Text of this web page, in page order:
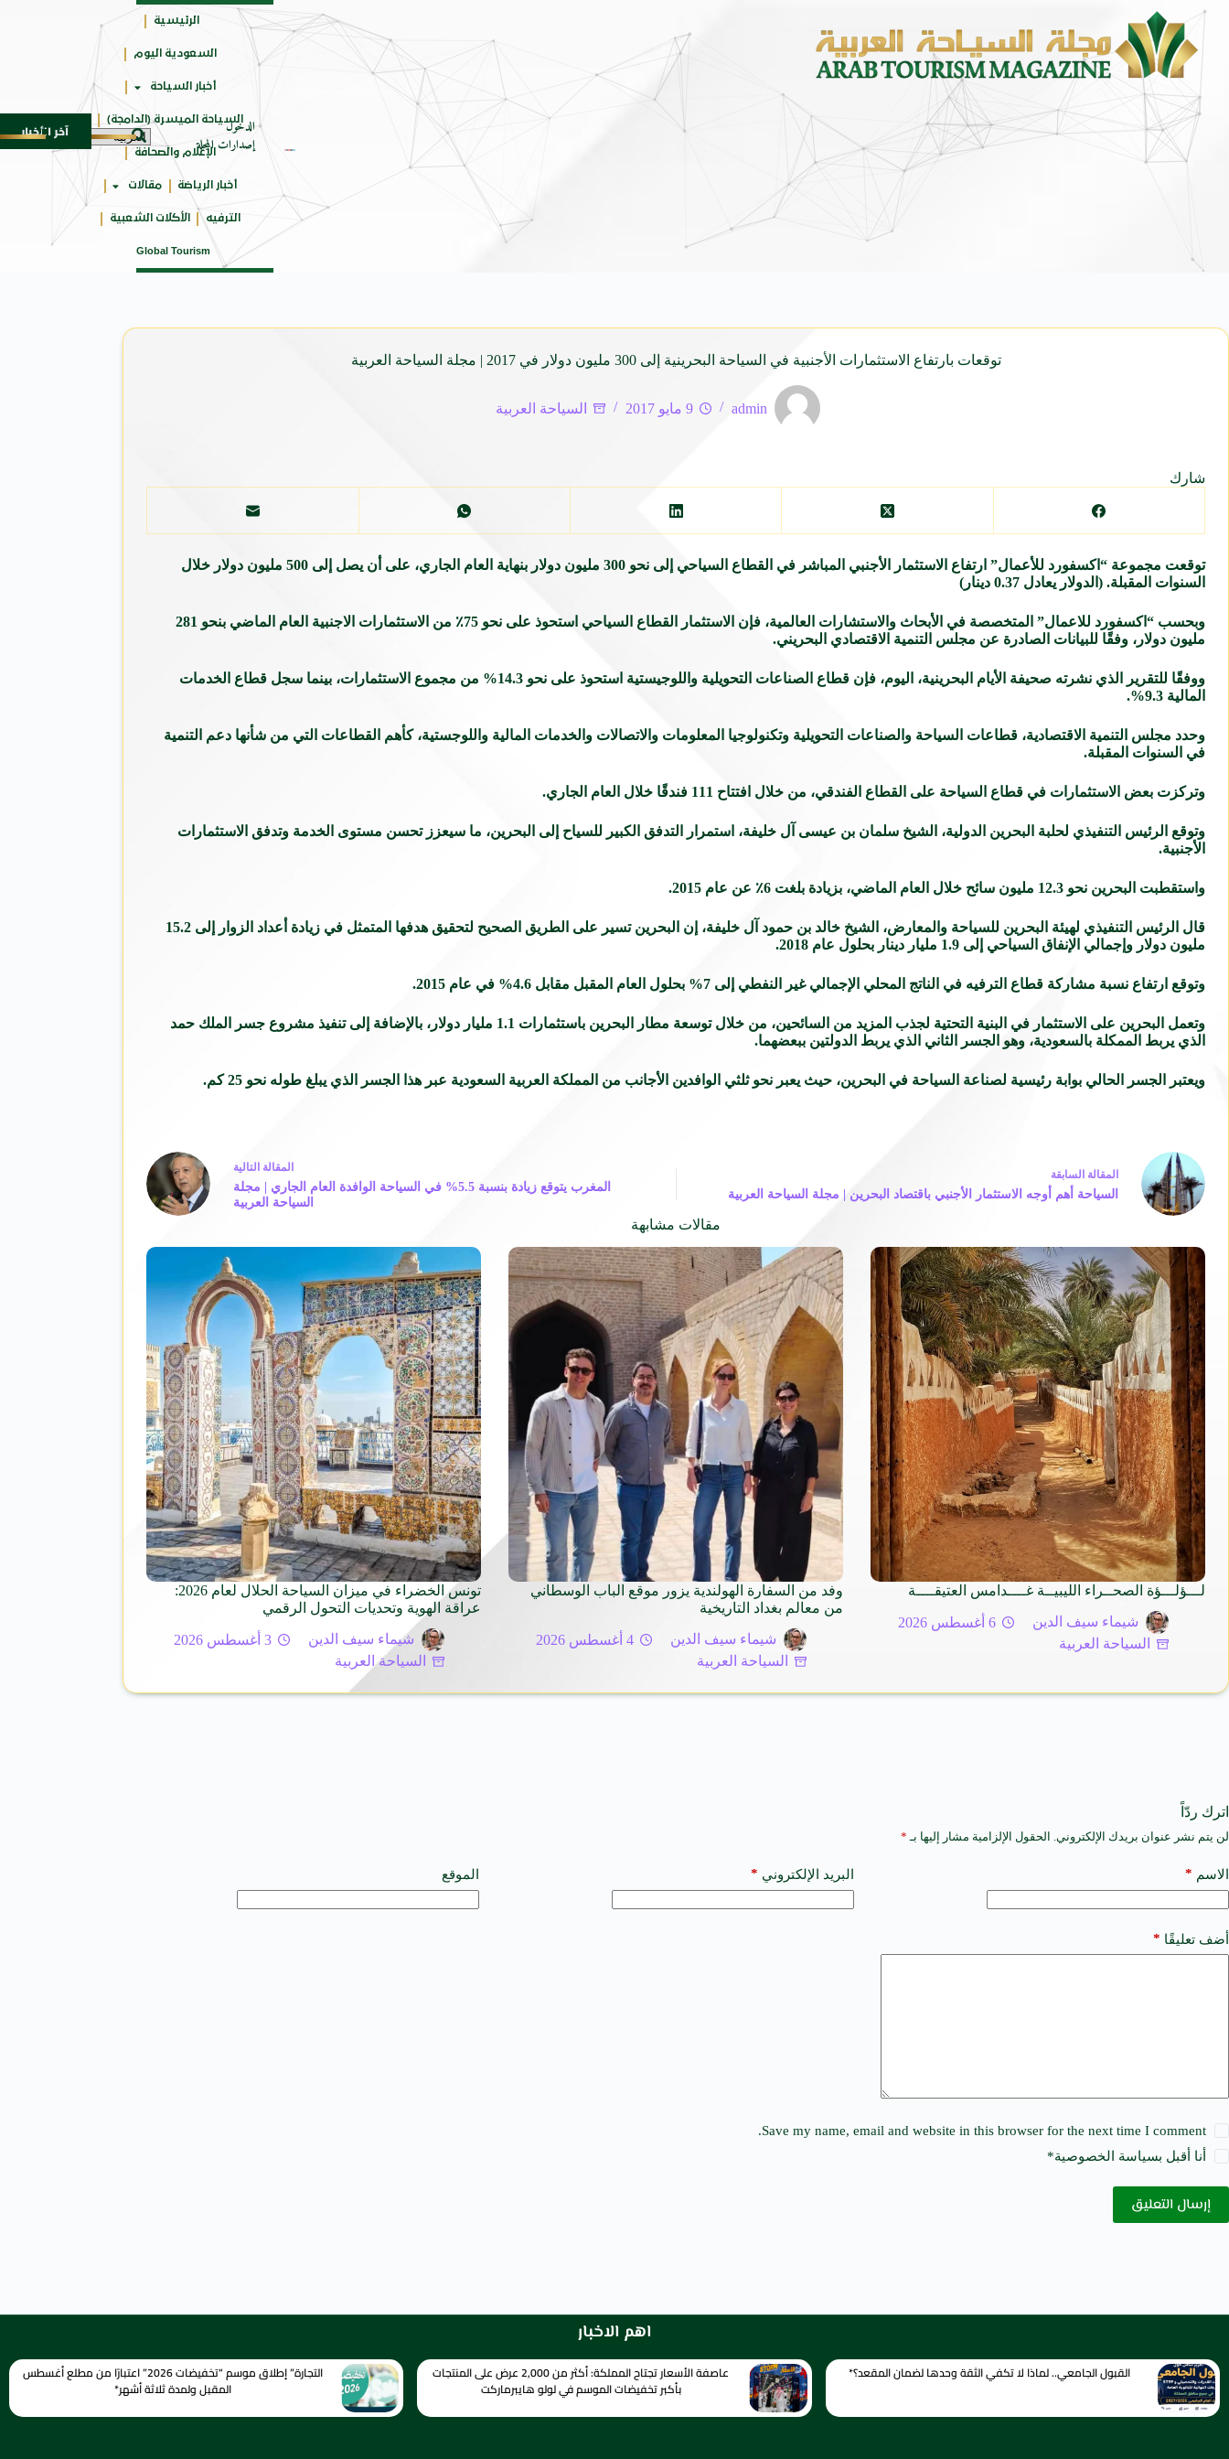
علىالدخول
إصدارات المجلة
الرئيسية
السعودية اليوم
أخبار السياحة
السياحة الميسرة (الدامجة)
الإعلام والصحافة
أخبار الرياضة مقالات
الترفيه الأكلات الشعبية
Global Tourism
آخر الأخبار بين قرطاج ومدريد: صياغة جغرافية جديدة للاستثمار السياحي في المتوسط جوائز أثر تضيف فئة “أفضل حملة رياضية” في
توقعات بارتفاع الاستثمارات الأجنبية في السياحة البحرينية إلى 300 مليون دولار في 2017 | مجلة السياحة العربية
admin 9 مايو 2017 السياحة العربية
شارك
توقعت مجموعة “اكسفورد للأعمال” ارتفاع الاستثمار الأجنبي المباشر في القطاع السياحي إلى نحو 300 مليون دولار بنهاية العام الجاري، على أن يصل إلى 500 مليون دولار خلال
السنوات المقبلة. (الدولار يعادل 0.37 دينار)
وبحسب “اكسفورد للاعمال” المتخصصة في الأبحاث والاستشارات العالمية، فإن الاستثمار القطاع السياحي استحوذ على نحو 75٪ من الاستثمارات الاجنبية العام الماضي بنحو 281
مليون دولار، وفقًا للبيانات الصادرة عن مجلس التنمية الاقتصادي البحريني.
ووفقًا للتقرير الذي نشرته صحيفة الأيام البحرينية، اليوم، فإن قطاع الصناعات التحويلية واللوجيستية استحوذ على نحو 14.3% من مجموع الاستثمارات، بينما سجل قطاع الخدمات
المالية 9.3%.
وحدد مجلس التنمية الاقتصادية، قطاعات السياحة والصناعات التحويلية وتكنولوجيا المعلومات والاتصالات والخدمات المالية واللوجستية، كأهم القطاعات التي من شأنها دعم التنمية
في السنوات المقبلة.
وتركزت بعض الاستثمارات في قطاع السياحة على القطاع الفندقي، من خلال افتتاح 111 فندقًا خلال العام الجاري.
وتوقع الرئيس التنفيذي لحلبة البحرين الدولية، الشيخ سلمان بن عيسى آل خليفة، استمرار التدفق الكبير للسياح إلى البحرين، ما سيعزز تحسن مستوى الخدمة وتدفق الاستثمارات
الأجنبية.
واستقطبت البحرين نحو 12.3 مليون سائح خلال العام الماضي، بزيادة بلغت 6٪ عن عام 2015.
قال الرئيس التنفيذي لهيئة البحرين للسياحة والمعارض، الشيخ خالد بن حمود آل خليفة، إن البحرين تسير على الطريق الصحيح لتحقيق هدفها المتمثل في زيادة أعداد الزوار إلى 15.2
مليون دولار وإجمالي الإنفاق السياحي إلى 1.9 مليار دينار بحلول عام 2018.
وتوقع ارتفاع نسبة مشاركة قطاع الترفيه في الناتج المحلي الإجمالي غير النفطي إلى 7% بحلول العام المقبل مقابل 4.6% في عام 2015.
وتعمل البحرين على الاستثمار في البنية التحتية لجذب المزيد من السائحين، من خلال توسعة مطار البحرين باستثمارات 1.1 مليار دولار، بالإضافة إلى تنفيذ مشروع جسر الملك حمد
الذي يربط الممكلة بالسعودية، وهو الجسر الثاني الذي يربط الدولتين ببعضهما.
ويعتبر الجسر الحالي بوابة رئيسية لصناعة السياحة في البحرين، حيث يعبر نحو ثلثي الوافدين الأجانب من المملكة العربية السعودية عبر هذا الجسر الذي يبلغ طوله نحو 25 كم.
المقالة السابقة
السياحة أهم أوجه الاستثمار الأجنبي باقتصاد البحرين | مجلة السياحة العربية
المقالة التالية
المغرب يتوقع زيادة بنسبة 5.5% في السياحة الوافدة العام الجاري | مجلة
السياحة العربية
مقالات مشابهة
لـــؤلـــؤة الصحــراء الليبيــة غــــدامس العتيقــــة
شيماء سيف الدين
6 أغسطس 2026
السياحة العربية
وفد من السفارة الهولندية يزور موقع الباب الوسطاني
من معالم بغداد التاريخية
شيماء سيف الدين
4 أغسطس 2026
السياحة العربية
تونس الخضراء في ميزان السياحة الحلال لعام 2026:
عراقة الهوية وتحديات التحول الرقمي
شيماء سيف الدين
3 أغسطس 2026
السياحة العربية
اترك ردّاً
لن يتم نشر عنوان بريدك الإلكتروني. الحقول الإلزامية مشار إليها بـ *
الاسم * البريد الإلكتروني * الموقع
أضف تعليقًا *
Save my name, email and website in this browser for the next time I comment.
أنا أقبل بسياسة الخصوصية*
إرسال التعليق
A
t
e
a
t
اهم الاخبار
القبول الجامعي.. لماذا لا تكفي الثقة وحدها لضمان المقعد؟* عاصفة الأسعار تجتاح المملكة: أكثر من 2,000 عرض على المنتجات
بأكبر تخفيضات الموسم في لولو هايبرماركت
التجارة” إطلاق موسم “تخفيضات 2026” اعتبارًا من مطلع أغسطس
المقبل ولمدة ثلاثة أشهر*